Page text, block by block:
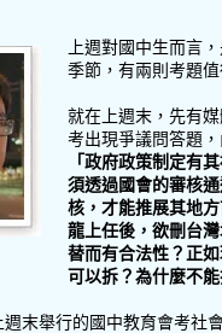
上週對國中生而言
季節，有兩則考題值
就在上週末，先有
考出現爭議問答題，
「政府政策制定有
須透過國會的審核
核，才能推展其地
龍上任後，欲刪台
替而有合法性？正
可以拆？為什麼不能
末舉行的國中教育會考社